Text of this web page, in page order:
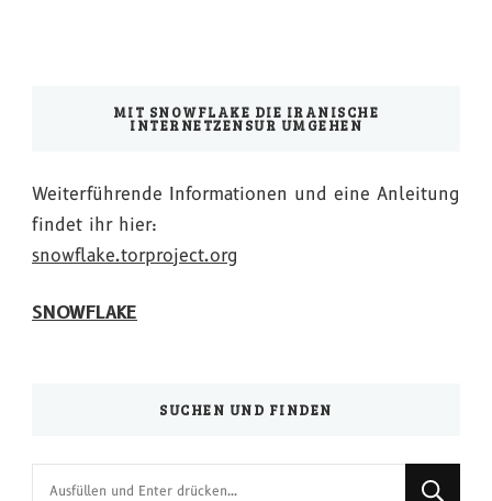
MIT SNOWFLAKE DIE IRANISCHE
INTERNETZENSUR UMGEHEN
Weiterführende Informationen und eine Anleitung
findet ihr hier:
snowflake.torproject.org
SNOWFLAKE
SUCHEN UND FINDEN